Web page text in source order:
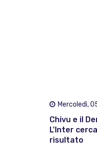
Mercoledì,
Chivu e il
L'Inter
risultato